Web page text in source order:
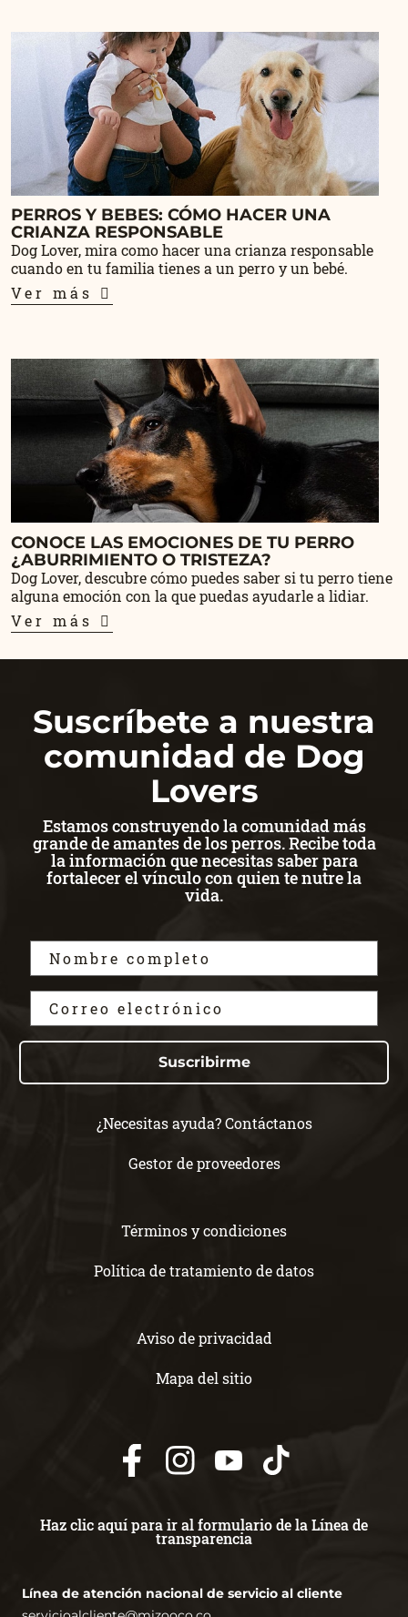
PERROS Y BEBES: CÓMO HACER UNA
CRIANZA RESPONSABLE
Dog Lover, mira como hacer una crianza responsable
cuando en tu familia tienes a un perro y un bebé.
Ver más
CONOCE LAS EMOCIONES DE TU PERRO
¿ABURRIMIENTO O TRISTEZA?
Dog Lover, descubre cómo puedes saber si tu perro tiene
alguna emoción con la que puedas ayudarle a lidiar.
Ver más
Suscríbete a nuestra
comunidad de Dog
Lovers
Estamos construyendo la comunidad más
grande de amantes de los perros. Recibe toda
la información que necesitas saber para
fortalecer el vínculo con quien te nutre la
vida.
Suscribirme
¿Necesitas ayuda? Contáctanos
Gestor de proveedores
Términos y condiciones
Política de tratamiento de datos
Aviso de privacidad
Mapa del sitio
Haz clic aquí para ir al formulario de la Línea de
transparencia
Línea de atención nacional de servicio al cliente